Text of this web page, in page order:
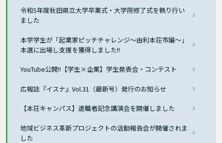
令和5年度秋田県立大学卒業式・大学院修了式を執り行い
ました
本学学生が「起業家ピッチチャレンジ～由利本荘市編～」
本選に出場し支援を獲得しました!!
YouTube公開!!【学生×企業】学生発表会・コンテスト
広報誌『イスナ』Vol.31（最新号）発行のお知らせ
【本荘キャンパス】退職者記念講演会を開催しました
地域ビジネス革新プロジェクトの活動報告会が開催されま
した